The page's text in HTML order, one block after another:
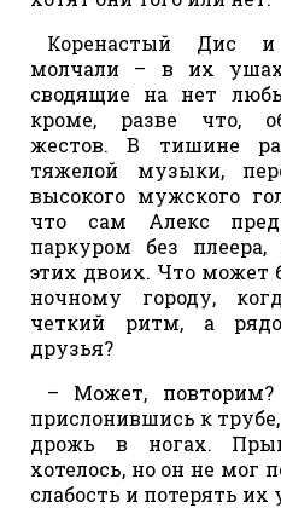
Коренастый Дис
молчали – в их
сводящие на нет
кроме, разве что,
жестов. В тишине
тяжелой музыки,
высокого мужского
что сам Алекс
паркуром без
этих двоих. Что может
ночному городу,
четкий ритм, а
друзья?
– Может,
прислонившись к
дрожь в ногах.
хотелось, но он не мог
слабость и потерять